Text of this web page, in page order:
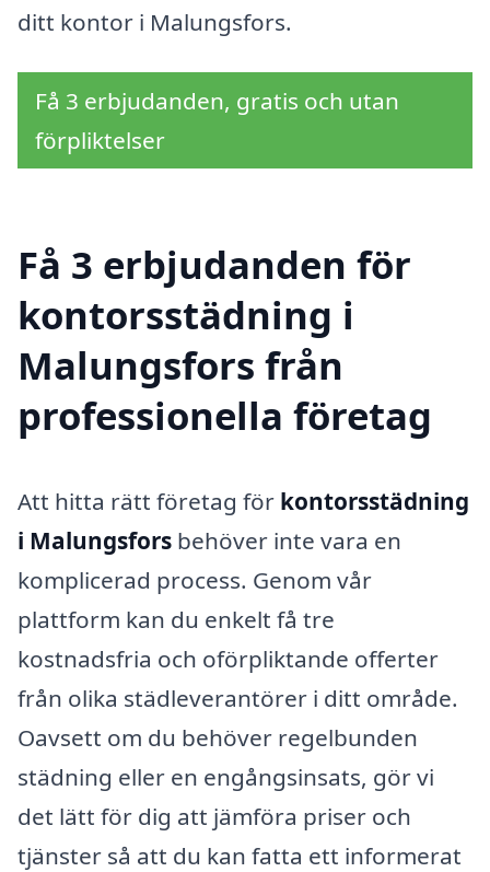
ditt kontor i Malungsfors.
Få 3 erbjudanden, gratis och utan
förpliktelser
Få 3 erbjudanden för
kontorsstädning i
Malungsfors från
professionella företag
Att hitta rätt företag för kontorsstädning
i Malungsfors behöver inte vara en
komplicerad process. Genom vår
plattform kan du enkelt få tre
kostnadsfria och oförpliktande offerter
från olika städleverantörer i ditt område.
Oavsett om du behöver regelbunden
städning eller en engångsinsats, gör vi
det lätt för dig att jämföra priser och
tjänster så att du kan fatta ett informerat